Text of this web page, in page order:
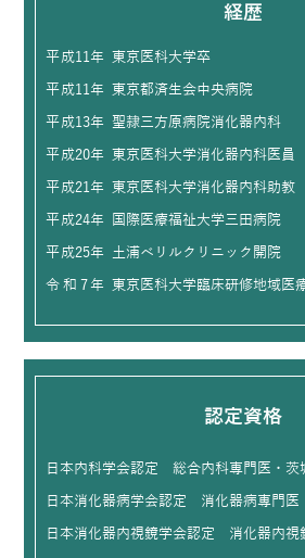
経歴
平成11年 東京医科大学卒
平成11年 東京都済生会中央病院
平成13年 聖隷三方原病院消化器内科
平成20年 東京医科大学消化器内科医員
平成21年 東京医科大学消化器内科助教
平成24年 国際医療福祉大学三田病院
平成25年 土浦ベリルクリニック開院
令和7年 東京医科大学臨床研修地域医
認定資格
日本内科学会認定 総合内科専門医・茨
日本消化器病学会認定 消化器病専門医
日本消化器内視鏡学会認定 消化器内視